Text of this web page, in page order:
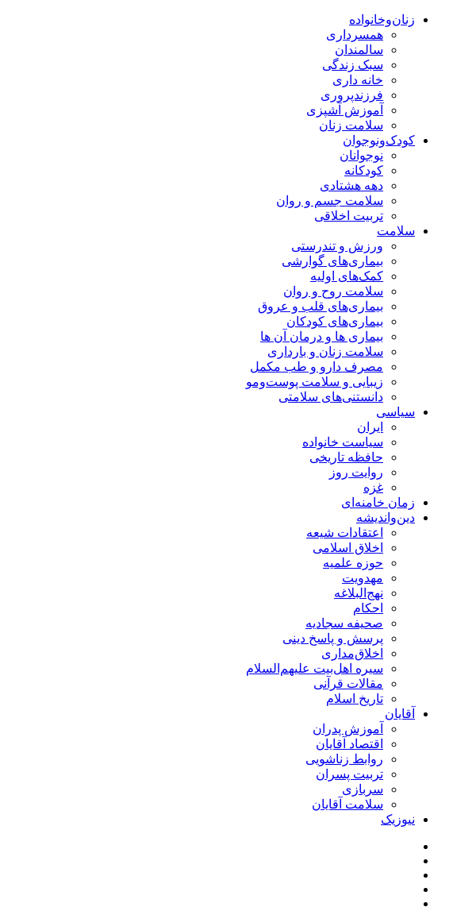
زنان‌وخانواده
همسرداری
سالمندان
سبک زندگی
خانه داری
فرزندپروری
آموزش آشپزی
سلامت زنان
کودک‌ونوجوان
نوجوانان
کودکانه
دهه هشتادی
سلامت جسم و روان
تربیت اخلاقی
سلامت
ورزش و تندرستی
بیماری‌های گوارشی
کمک‌های اولیه
سلامت روح و روان
بیماری‌های قلب و عروق
بیماری‌های کودکان
بیماری ها و درمان آن ها
سلامت زنان و بارداری
مصرف دارو و طب مکمل
زیبایی و سلامت پوست‌ومو
دانستنی‌های سلامتی
سیاسی
ایران
سیاست خانواده
حافظه تاریخی
روایت روز
غزه
زمان خامنه‌ای
دین‌واندیشه
اعتقادات شیعه
اخلاق اسلامی
حوزه علمیه
مهدویت
نهج‌البلاغه
احکام
صحیفه سجادیه
پرسش و پاسخ دینی
اخلاق‌مداری
سیره اهل‌بیت علیهم‌السلام
مقالات قرآنی
تاریخ اسلام
آقایان
آموزش پدران
اقتصاد آقایان
روابط زناشویی
تربیت پسران
سربازی
سلامت آقایان
نیوزیک